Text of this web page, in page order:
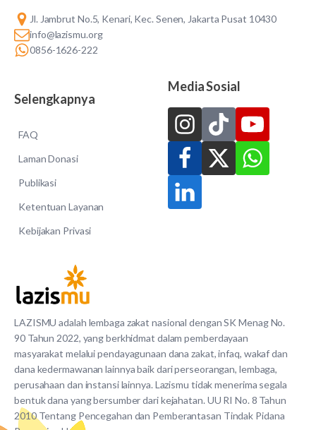
LAZISMU adalah lembaga zakat nasional dengan SK Menag No.
90 Tahun 2022, yang berkhidmat dalam pemberdayaan
masyarakat melalui pendayagunaan dana zakat, infaq, wakaf dan
dana kedermawanan lainnya baik dari perseorangan, lembaga,
perusahaan dan instansi lainnya. Lazismu tidak menerima segala
bentuk dana yang bersumber dari kejahatan. UU RI No. 8 Tahun
2010 Tentang Pencegahan dan Pemberantasan Tindak Pidana
Jl. Jambrut No.5, Kenari, Kec. Senen, Jakarta Pusat 10430
info@lazismu.org
0856-1626-222
Selengkapnya
FAQ
Laman Donasi
Publikasi
Ketentuan Layanan
Kebijakan Privasi
Media Sosial